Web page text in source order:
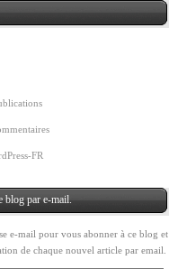
FR
blog par e-mail.
e-mail pour vous abonner à ce blog et
de chaque nouvel article par email.